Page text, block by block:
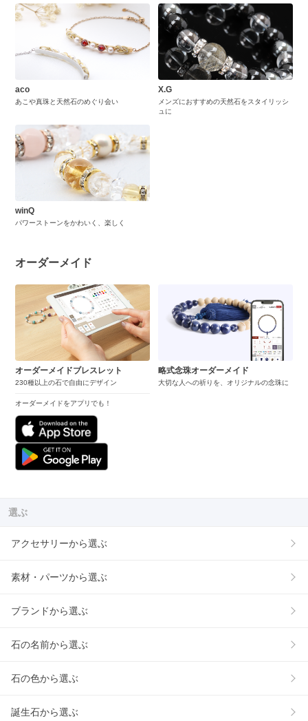
aco
あこや真珠と天然石のめぐり会い
X.G
メンズにおすすめの天然石をスタイリッシ
ュに
winQ
パワーストーンをかわいく、楽しく
オーダーメイド
オーダーメイドブレスレット
230種以上の石で自由にデザイン
オーダーメイドをアプリでも！
略式念珠オーダーメイド
大切な人への祈りを、オリジナルの念珠に
選ぶ
アクセサリーから選ぶ
素材・パーツから選ぶ
ブランドから選ぶ
石の名前から選ぶ
石の色から選ぶ
誕生石から選ぶ